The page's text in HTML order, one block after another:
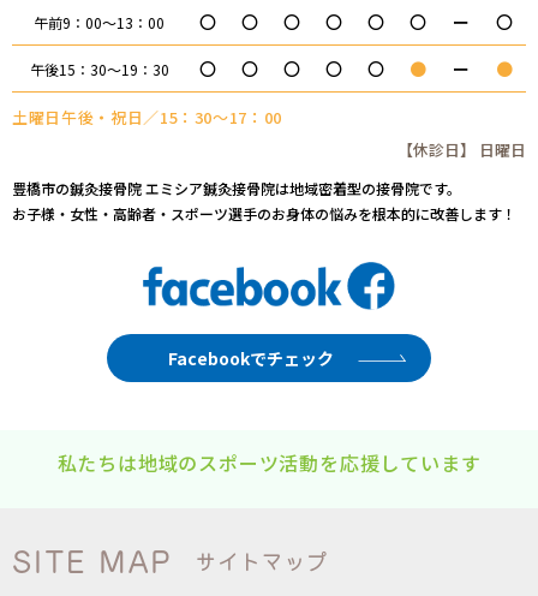
午前9：00～13：00 〇 〇 〇 〇 〇 〇 ー 〇
午後15：30～19：30 〇 〇 〇 〇 〇 ● ー ●
土曜日午後・祝日／15：30～17：00
【休診日】 日曜日
豊橋市の鍼灸接骨院 エミシア鍼灸接骨院は地域密着型の接骨院です。
お子様・女性・高齢者・スポーツ選手のお身体の悩みを根本的に改善します！
Facebookでチェック
私たちは地域のスポーツ活動を応援しています
SITE MAP サイトマップ